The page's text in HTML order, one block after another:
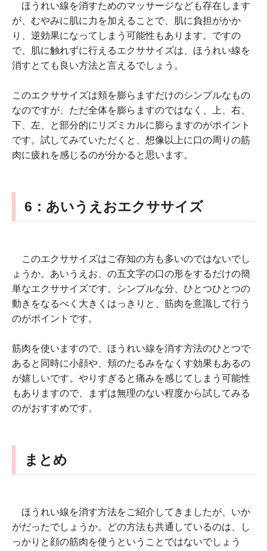
ほうれい線を消すためのマッサージなども存在します
が、むやみに肌に力を加えることで、肌に負担がかか
り、逆効果になってしまう可能性もあります。ですの
で、肌に触れずに行えるエクササイズは、ほうれい線を
消すとても良い方法と言えるでしょう。
このエクササイズは頬を膨らますだけのシンプルなもの
なのですが、ただ全体を膨らますのではなく、上、右、
下、左、と部分的にリズミカルに膨らますのがポイント
です。試してみていただくと、想像以上に口の周りの筋
肉に疲れを感じるのが分かると思います。
6：あいうえおエクササイズ
このエクササイズはご存知の方も多いのではないでし
ょうか。あいうえお、の五文字の口の形をするだけの簡
単なエクササイズです。シンプルな分、ひとつひとつの
動きをなるべく大きくはっきりと、筋肉を意識して行う
のがポイントです。
筋肉を使いますので、ほうれい線を消す方法のひとつで
あると同時に小顔や、頬のたるみをなくす効果もあるの
が嬉しいです。やりすぎると痛みを感じてしまう可能性
もありますので、まずは無理のない程度から試してみる
のがおすすめです。
まとめ
ほうれい線を消す方法をご紹介してきましたが、いか
がだったでしょうか。どの方法も共通しているのは、し
っかりと顔の筋肉を使うということではないでしょう